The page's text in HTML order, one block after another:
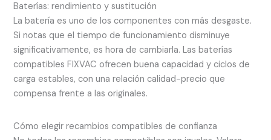
Baterías: rendimiento y sustitución
La batería es uno de los componentes con más desgaste.
Si notas que el tiempo de funcionamiento disminuye
significativamente, es hora de cambiarla. Las baterías
compatibles FIXVAC ofrecen buena capacidad y ciclos de
carga estables, con una relación calidad-precio que
compensa frente a las originales.
Cómo elegir recambios compatibles de confianza